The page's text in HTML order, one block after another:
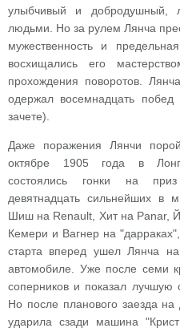
улыбчивый и добродушный,
людьми. Но за рулем Лянча
мужественность и
восхищались его
прохождения поворотов.
одержал восемнадцать
зачете).
Даже поражения Лянчи
октябре 1905 года в
состоялись гонки на
девятнадцать сильнейших
Шиш на Renault, Хит на Panar,
Кемери и Вагнер на
старта вперед ушел Лянча
автомобиле. Уже после семи
соперников и показал лучшую
Но после планового заезда на
ударила сзади машина